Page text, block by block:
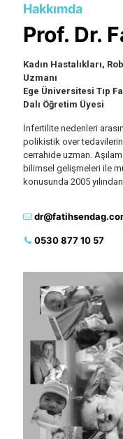
Hakkımda
Prof. Dr.
Kadın Hastalıkları,
Uzmanı
Ege Üniversitesi Tıp
Dalı Öğretim Üyesi
İnfertilite nedenleri
polikistik over
cerrahide uzman.
bilimsel gelişmeleri ile
konusunda 2005
0530 877 10 57